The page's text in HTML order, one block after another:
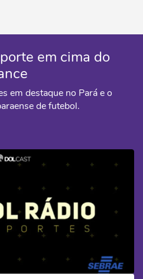
em cima do
em destaque no Pará e o
de futebol.